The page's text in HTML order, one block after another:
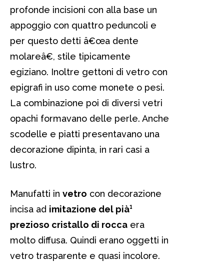
profonde incisioni con alla base un
appoggio con quattro peduncoli e
per questo detti â€œa dente
molareâ€, stile tipicamente
egiziano. Inoltre gettoni di vetro con
epigrafi in uso come monete o pesi.
La combinazione poi di diversi vetri
opachi formavano delle perle. Anche
scodelle e piatti presentavano una
decorazione dipinta, in rari casi a
lustro.
Manufatti in vetro con decorazione
incisa ad imitazione del pià¹
prezioso cristallo di rocca era
molto diffusa. Quindi erano oggetti in
vetro trasparente e quasi incolore.